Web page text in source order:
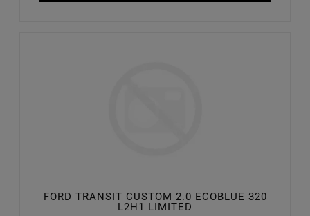
FORD TRANSIT CUSTOM 2.0 ECOBLUE 320
L2H1 LIMITED